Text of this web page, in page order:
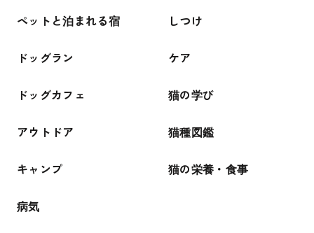
ペットと泊まれる宿
ドッグラン
ドッグカフェ
アウトドア
キャンプ
病気
しつけ
ケア
猫の学び
猫種図鑑
猫の栄養・食事